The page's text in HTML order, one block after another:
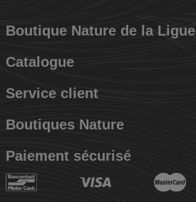
Boutique Nature de la Ligue
Catalogue
Service client
Boutiques Nature
Paiement sécurisé